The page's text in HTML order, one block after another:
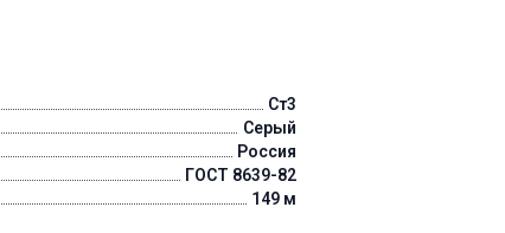
Ст3
Серый
Россия
ГОСТ 8639-82
149 м